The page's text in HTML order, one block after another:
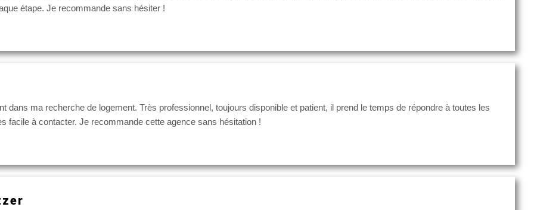
étape. Je recommande sans hésiter !
ma recherche de logement. Très professionnel, toujours disponible et patient, il prend le temps de répondre à toutes les
facile à contacter. Je recommande cette agence sans hésitation !